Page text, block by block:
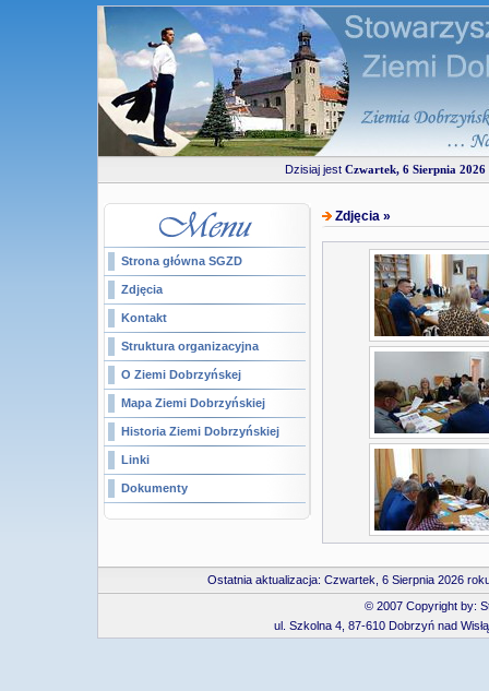
Dzisiaj jest Czwartek, 6 Sierpnia 2026
Strona główna SGZD
Zdjęcia
Kontakt
Struktura organizacyjna
O Ziemi Dobrzyńskej
Mapa Ziemi Dobrzyńskiej
Historia Ziemi Dobrzyńskiej
Linki
Dokumenty
Zdjęcia »
Ostatnia aktualizacja: Czwartek, 6 Sierpnia 2026
© 2007 Copyright by:
ul. Szkolna 4, 87-610 Dobrzyń nad